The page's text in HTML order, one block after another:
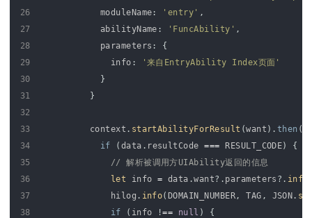
26
27
28
29
30
31
32
33
34
35
36
37
38
moduleName : 'entry' ,
abilityName : 'FuncAbility' ,
parameters :
{
info :
'来自EntryAbility Index页面'
}
}
context . startAbilityForResult (want ) . then (
if
( data . resultCode === RESULT_CODE)
{
// 解析被调用方UIAbility返回的信息
let
info = data .want? . parameters ? . info
hilog . info( DOMAIN_NUMBER, TAG , JSON .
if
( info !== null )
{